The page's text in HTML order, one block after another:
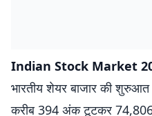
Indian Stock Market
भारतीय शेयर बाजार की
करीब 394 अंक टूटकर